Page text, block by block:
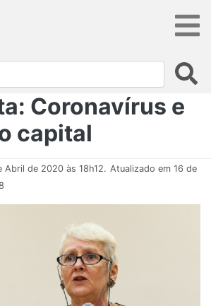
Coronavírus e
capital
Abril de 2020 às 18h12. Atualizado em 16 de